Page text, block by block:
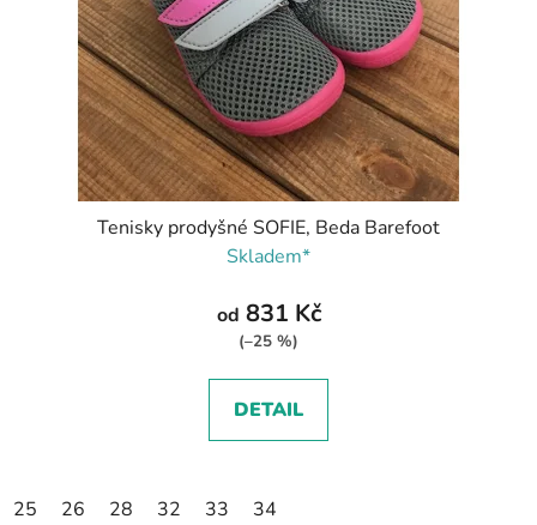
Tenisky prodyšné SOFIE, Beda Barefoot
Skladem*
od 831 Kč
(–25 %)
DETAIL
25 26 28 32 33 34